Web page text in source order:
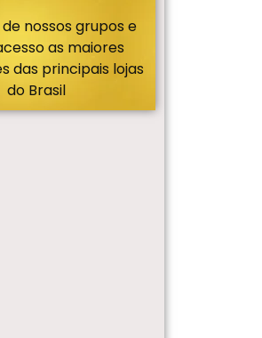
nossos grupos e
as maiores
das principais lojas
do Brasil